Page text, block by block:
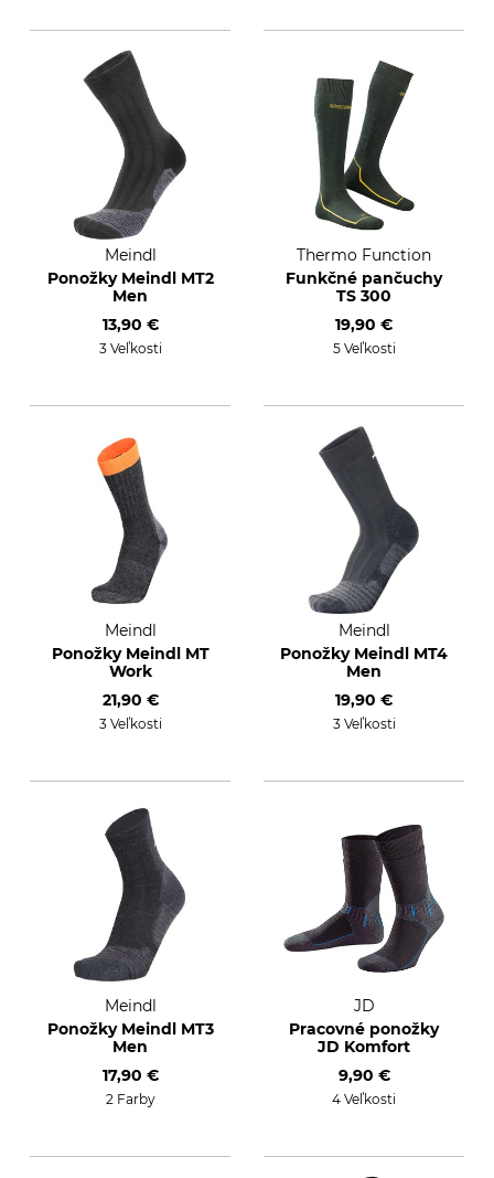
Meindl
Ponožky Meindl MT2
Men
13,90 €
3 Veľkosti
Thermo Function
Funkčné pančuchy
TS 300
19,90 €
5 Veľkosti
Meindl
Ponožky Meindl MT
Work
21,90 €
3 Veľkosti
Meindl
Ponožky Meindl MT4
Men
19,90 €
3 Veľkosti
Meindl
Ponožky Meindl MT3
Men
17,90 €
2 Farby
JD
Pracovné ponožky
JD Komfort
9,90 €
4 Veľkosti